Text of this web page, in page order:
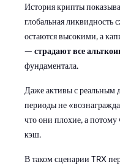
История крипты
глобальная ликвидность
остаются высокими, а
— страдают все
фундаментала.
Даже активы с реальным
периоды не
что они плохие, а
кэш.
В таком сценарии TRX